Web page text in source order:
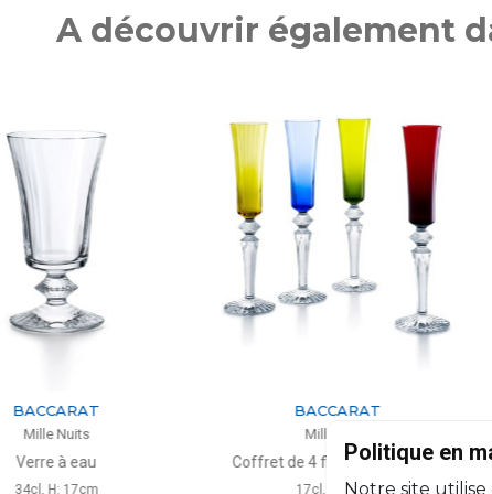
A découvrir également
eau
BACCARAT
Coffret de 4 flutissimo colorés
17cl, H: 29cm H:
Politique en
Notre site utilise